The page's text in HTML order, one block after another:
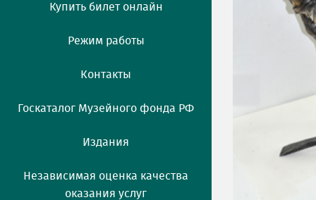
Купить билет онлайн
Режим работы
Контакты
Госкаталог Музейного фонда РФ
Издания
Независимая оценка качества
оказания услуг